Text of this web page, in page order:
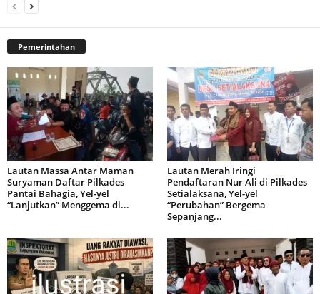
Pemerintahan
Lautan Massa Antar Maman
Suryaman Daftar Pilkades
Pantai Bahagia, Yel-yel
“Lanjutkan” Menggema di...
Lautan Merah Iringi
Pendaftaran Nur Ali di Pilkades
Setialaksana, Yel-yel
“Perubahan” Bergema
Sepanjang...